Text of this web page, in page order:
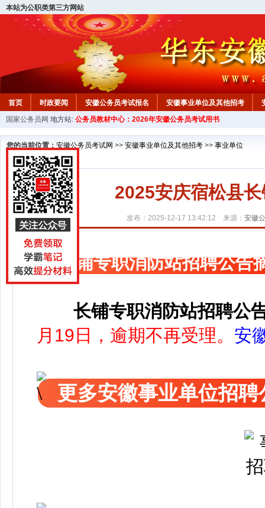
本站为公职类第三方网站
首页 时政要闻 安徽公务员考试报名 安徽事业单位及其他招考
安徽公务员行测试题 在线咨询 教材中心
国家公务员网 地方站: 公务员教材中心：2026年安徽公务员考试用书
您的当前位置： 安徽公务员考试网 >> 安徽事业单位及其他招考 >> 事业单位
2025安庆宿松县
发布：2025-12-17 13:42:12 来源： 安徽
长铺专职消防站招聘公告
长铺专职消防站招聘公
月19日，逾期不再受理。 安
更多安徽事业单位招聘